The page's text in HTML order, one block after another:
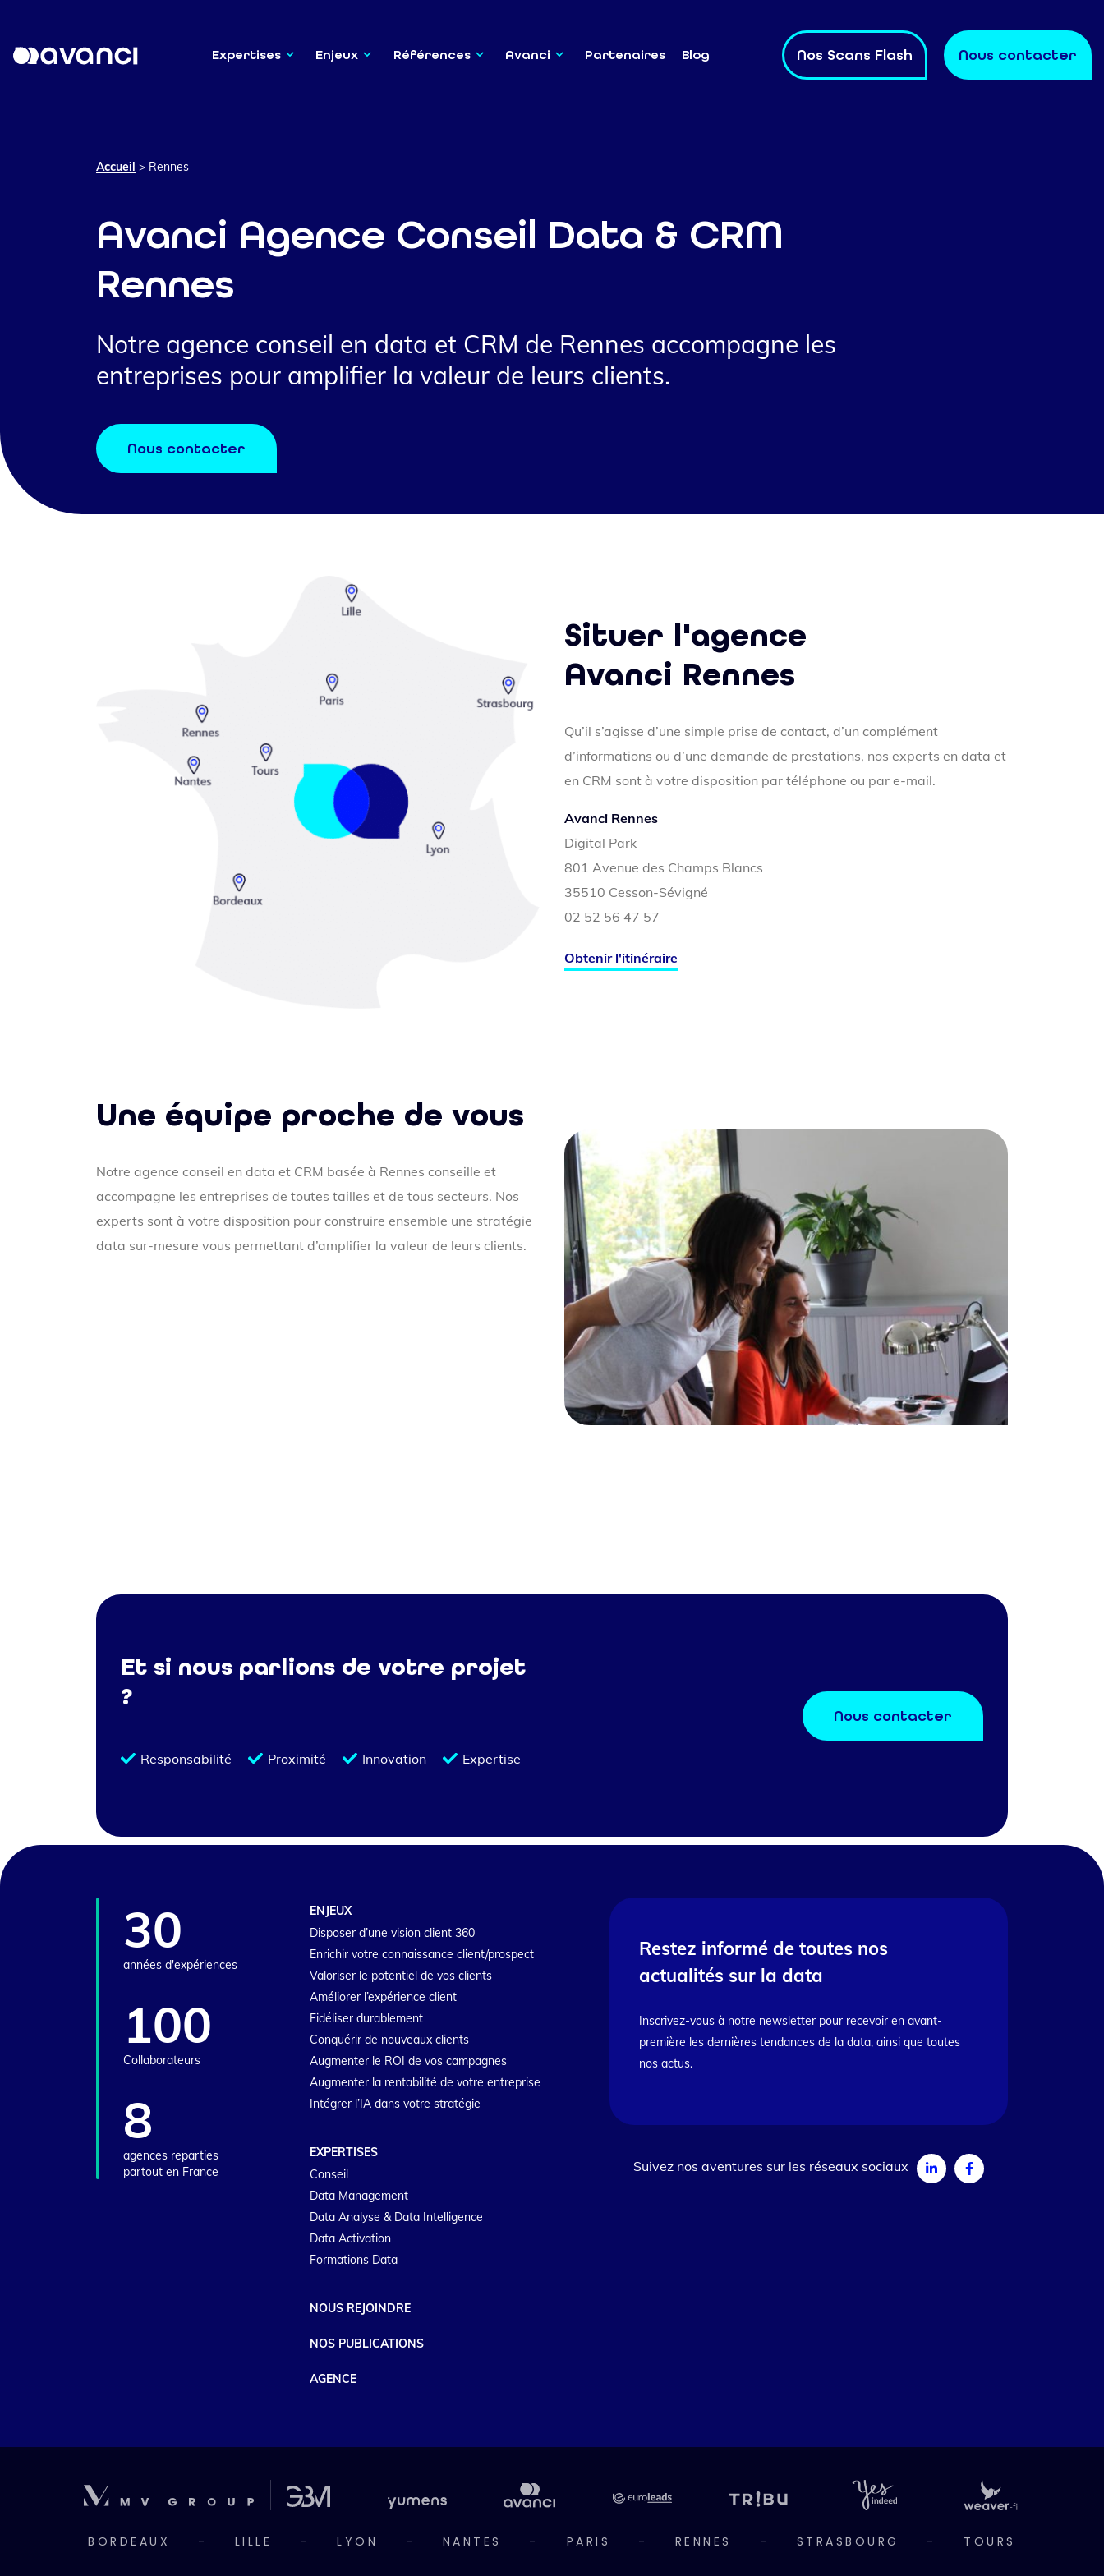
Expertises Enjeux Références Avanci Partenaires Blog Nos Scans Flash Nous contacter
Accueil > Rennes
Avanci Agence Conseil Data & CRM
Rennes
Notre agence conseil en data et CRM de Rennes accompagne les
entreprises pour amplifier la valeur de leurs clients.
Nous contacter
Situer l'agence
Avanci Rennes
Qu’il s’agisse d’une simple prise de contact, d’un complément
d’informations ou d’une demande de prestations, nos experts en data et
en CRM sont à votre disposition par téléphone ou par e-mail.
Avanci Rennes
Digital Park
801 Avenue des Champs Blancs
35510 Cesson-Sévigné
02 52 56 47 57
Obtenir l'itinéraire
Une équipe proche de vous
Notre agence conseil en data et CRM basée à Rennes conseille et
accompagne les entreprises de toutes tailles et de tous secteurs. Nos
experts sont à votre disposition pour construire ensemble une stratégie
data sur-mesure vous permettant d’amplifier la valeur de leurs clients.
Et si nous parlions de votre projet
?
Responsabilité Proximité Innovation Expertise
Nous contacter
30
années d'expériences
100
Collaborateurs
8
agences reparties
partout en France
ENJEUX
Disposer d’une vision client 360
Enrichir votre connaissance client/prospect
Valoriser le potentiel de vos clients
Améliorer l’expérience client
Fidéliser durablement
Conquérir de nouveaux clients
Augmenter le ROI de vos campagnes
Augmenter la rentabilité de votre entreprise
Intégrer l’IA dans votre stratégie
EXPERTISES
Conseil
Data Management
Data Analyse & Data Intelligence
Data Activation
Formations Data
NOUS REJOINDRE
NOS PUBLICATIONS
AGENCE
Restez informé de toutes nos
actualités sur la data
Inscrivez-vous à notre newsletter pour recevoir en avant-
première les dernières tendances de la data, ainsi que toutes
nos actus.
Suivez nos aventures sur les réseaux sociaux
BORDEAUX - LILLE - LYON - NANTES - PARIS - RENNES - STRASBOURG - TOURS